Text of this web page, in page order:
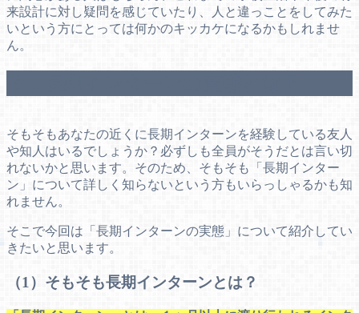
来設計に対し疑問を感じていたり、人と違っことをしてみた
いという方にとっては何かのキッカケになるかもしれませ
ん。
そもそもあなたの近くに長期インターンを経験している友人
や知人はいるでしょうか？必ずしも全員がそうだとは言い切
れないかと思います。そのため、そもそも「長期インター
ン」について詳しく知らないという方もいらっしゃるかも知
れません。
そこで今回は「長期インターンの実態」について紹介してい
きたいと思います。
（1）そもそも長期インターンとは？